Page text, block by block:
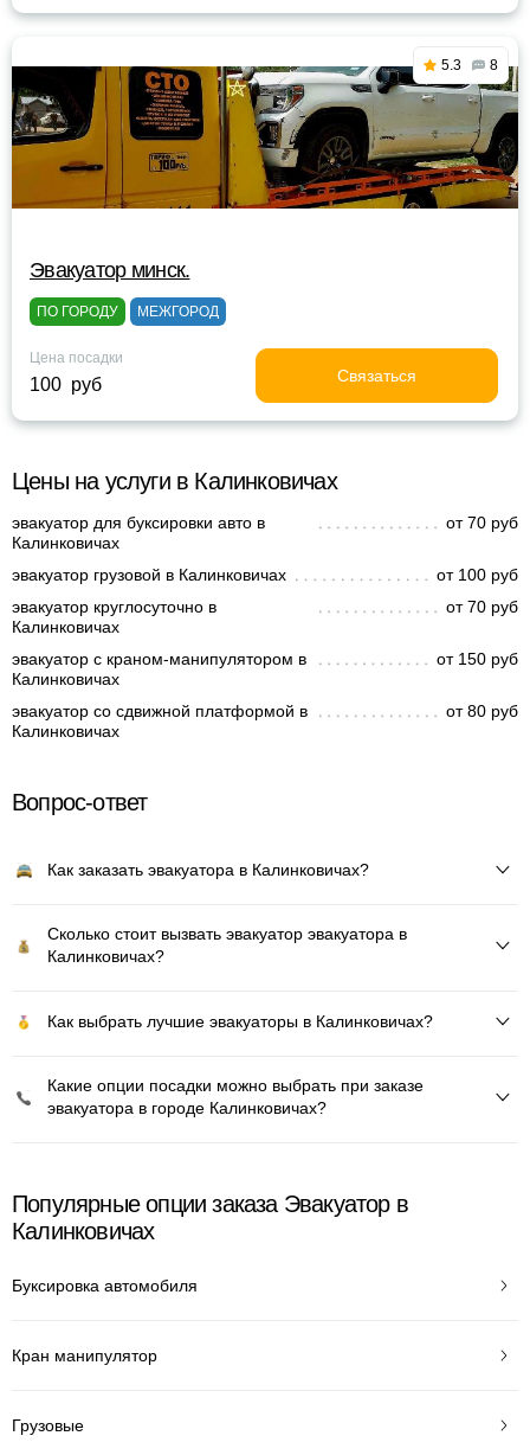
5.3 8
Эвакуатор минск.
ПО ГОРОДУ МЕЖГОРОД
Цена посадки
100 руб Связаться
Цены на услуги в Калинковичах
эвакуатор для буксировки авто в
Калинковичах
от 70 руб
эвакуатор грузовой в Калинковичах
от 100 руб
эвакуатор круглосуточно в
Калинковичах
от 70 руб
эвакуатор с краном-манипулятором в
Калинковичах
от 150 руб
эвакуатор со сдвижной платформой в
Калинковичах
от 80 руб
Вопрос-ответ
Как заказать эвакуатора в Калинковичах?
Сколько стоит вызвать эвакуатор эвакуатора в
Калинковичах?
Как выбрать лучшие эвакуаторы в Калинковичах?
Какие опции посадки можно выбрать при заказе
эвакуатора в городе Калинковичах?
Популярные опции заказа Эвакуатор в
Калинковичах
Буксировка автомобиля
Кран манипулятор
Грузовые